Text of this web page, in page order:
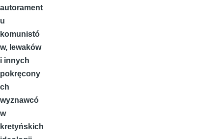
autorament
u
komunistó
w, lewaków
i innych
pokręcony
ch
wyznawcó
w
kretyńskich